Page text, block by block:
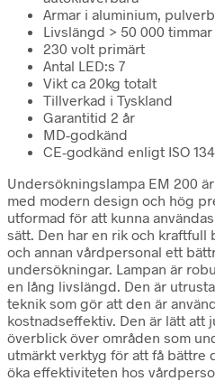
Armar i aluminium,
Livslängd > 50 000 timmar
230 volt primärt
Antal LED:s 7
Vikt ca 20kg totalt
Tillverkad i Tyskland
Garantitid 2 år
MD-godkänd
CE-godkänd enligt ISO
Undersökningslampa EM 200
med modern design och hög
utformad för att kunna
sätt. Den har en rik och kraftfull
och annan vårdpersonal ett
undersökningar. Lampan är
en lång livslängd. Den är
teknik som gör att den är
kostnadseffektiv. Den är lätt att
överblick över områden som
utmärkt verktyg för att få bättre
öka effektiviteten hos